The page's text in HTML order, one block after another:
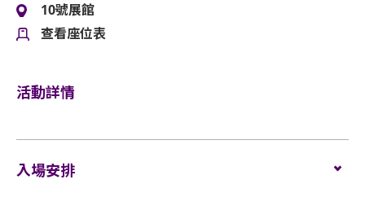
10號展館
查看座位表
活動詳情
入場安排